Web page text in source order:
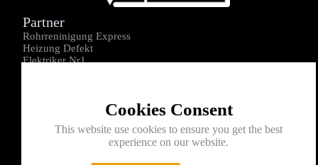
Cookies Consent
This website use cookies to ensure you get the best
experience on our website.
Partner
Rohrreninigung Express
Heizung Defekt
Elektriker Nr1
Kontakt